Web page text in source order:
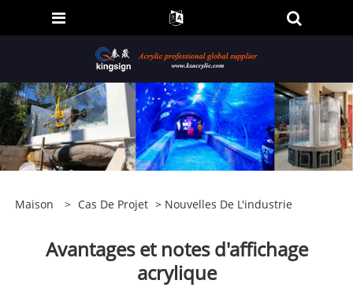
Maison > Cas De Projet > Nouvelles De L'industrie
Avantages et notes d'affichage
acrylique